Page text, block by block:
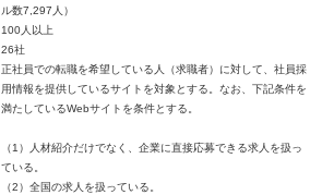
ル数7,297人）
100人以上
26社
正社員での転職を希望している人（求職者）に対して、社員採
用情報を提供しているサイトを対象とする。なお、下記条件を
満たしているWebサイトを条件とする。
（1）人材紹介だけでなく、企業に直接応募できる求人を扱っ
ている。
（2）全国の求人を扱っている。